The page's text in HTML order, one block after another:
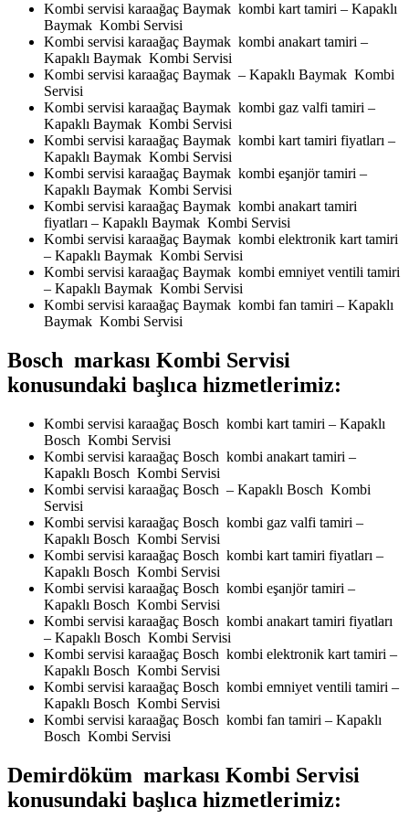
Kombi servisi karaağaç Baymak kombi kart tamiri – Kapaklı
Baymak Kombi Servisi
Kombi servisi karaağaç Baymak kombi anakart tamiri –
Kapaklı Baymak Kombi Servisi
Kombi servisi karaağaç Baymak – Kapaklı Baymak Kombi
Servisi
Kombi servisi karaağaç Baymak kombi gaz valfi tamiri –
Kapaklı Baymak Kombi Servisi
Kombi servisi karaağaç Baymak kombi kart tamiri fiyatları –
Kapaklı Baymak Kombi Servisi
Kombi servisi karaağaç Baymak kombi eşanjör tamiri –
Kapaklı Baymak Kombi Servisi
Kombi servisi karaağaç Baymak kombi anakart tamiri
fiyatları – Kapaklı Baymak Kombi Servisi
Kombi servisi karaağaç Baymak kombi elektronik kart tamiri
– Kapaklı Baymak Kombi Servisi
Kombi servisi karaağaç Baymak kombi emniyet ventili tamiri
– Kapaklı Baymak Kombi Servisi
Kombi servisi karaağaç Baymak kombi fan tamiri – Kapaklı
Baymak Kombi Servisi
Bosch markası Kombi Servisi
konusundaki başlıca hizmetlerimiz:
Kombi servisi karaağaç Bosch kombi kart tamiri – Kapaklı
Bosch Kombi Servisi
Kombi servisi karaağaç Bosch kombi anakart tamiri –
Kapaklı Bosch Kombi Servisi
Kombi servisi karaağaç Bosch – Kapaklı Bosch Kombi
Servisi
Kombi servisi karaağaç Bosch kombi gaz valfi tamiri –
Kapaklı Bosch Kombi Servisi
Kombi servisi karaağaç Bosch kombi kart tamiri fiyatları –
Kapaklı Bosch Kombi Servisi
Kombi servisi karaağaç Bosch kombi eşanjör tamiri –
Kapaklı Bosch Kombi Servisi
Kombi servisi karaağaç Bosch kombi anakart tamiri fiyatları
– Kapaklı Bosch Kombi Servisi
Kombi servisi karaağaç Bosch kombi elektronik kart tamiri –
Kapaklı Bosch Kombi Servisi
Kombi servisi karaağaç Bosch kombi emniyet ventili tamiri –
Kapaklı Bosch Kombi Servisi
Kombi servisi karaağaç Bosch kombi fan tamiri – Kapaklı
Bosch Kombi Servisi
Demirdöküm markası Kombi Servisi
konusundaki başlıca hizmetlerimiz: